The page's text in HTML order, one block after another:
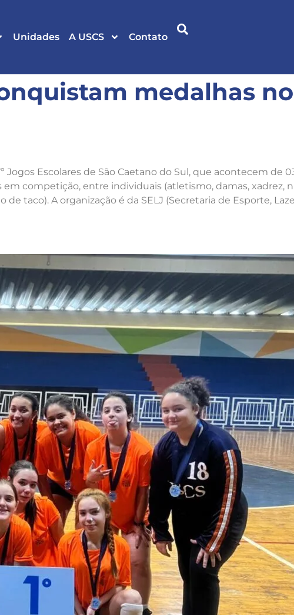
Unidades A USCS Contato
medalhas
Jogos Escolares de São Caetano do Sul, que acontecem de
em competição, entre individuais (atletismo, damas, xadrez,
taco). A organização é da SELJ (Secretaria de Esporte,